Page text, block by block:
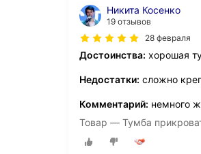
Никита Косенко
19 отзывов
28 февраля
Достоинства: хорошая
Недостатки: сложно
Комментарий: немного
Товар — Тумба